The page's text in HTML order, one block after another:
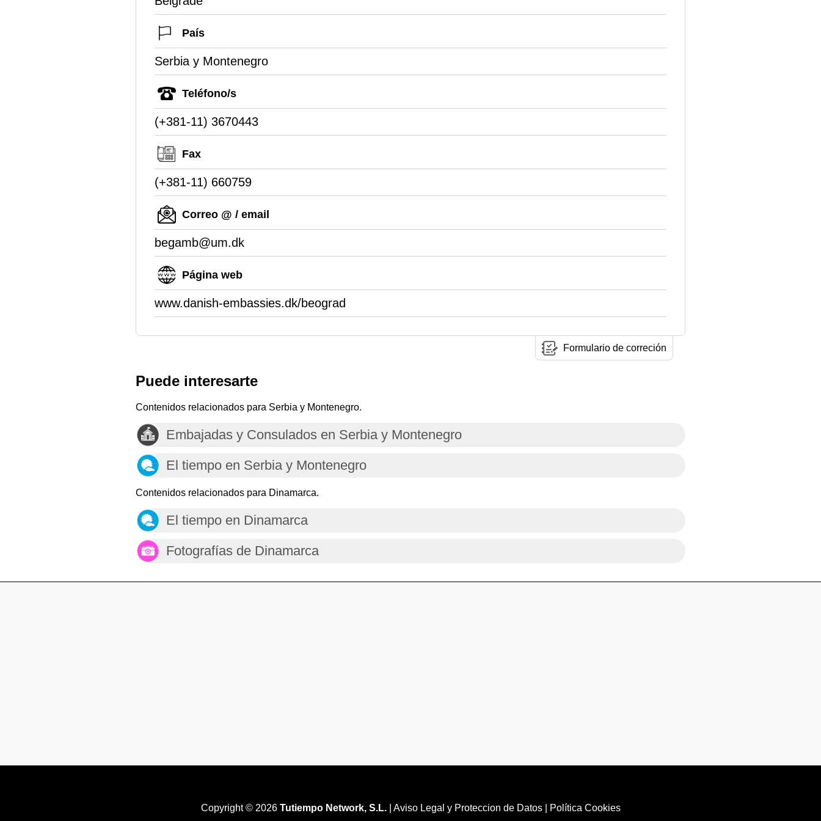
País
Serbia y Montenegro
Teléfono/s
(+381-11) 3670443
Fax
(+381-11) 660759
Correo @ / email
begamb@um.dk
Página web
www.danish-embassies.dk/beograd
Formulario de correción
Puede interesarte
Contenidos relacionados para Serbia y Montenegro.
Embajadas y Consulados en Serbia y Montenegro
El tiempo en Serbia y Montenegro
Contenidos relacionados para Dinamarca.
El tiempo en Dinamarca
Fotografías de Dinamarca
Copyright © 2026 Tutiempo Network, S.L.| Aviso Legal y Proteccion de Datos| Política Cookies